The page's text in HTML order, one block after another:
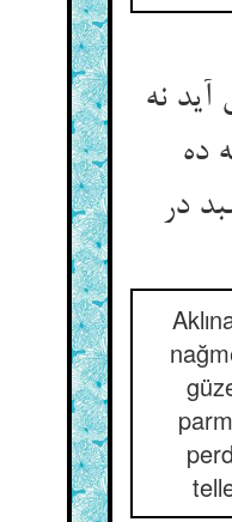
آید نه
ده
در